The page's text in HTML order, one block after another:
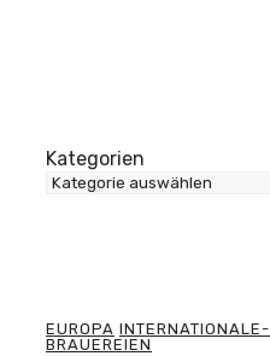
Kategorien
EUROPA INTERNATIONALE-
BRAUEREIEN